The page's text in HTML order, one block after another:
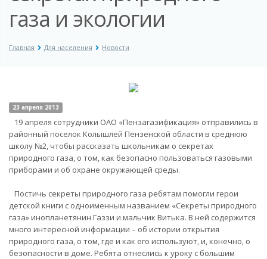
газа и экологии
Главная Для населения Новости
23 апреля 2013
19 апреля сотрудники ОАО «Пензагазификация» отправились в
районный поселок Колышлей Пензенской области в среднюю
школу №2, чтобы рассказать школьникам о секретах
природного газа, о том, как безопасно пользоваться газовыми
приборами и об охране окружающей среды.
Постичь секреты природного газа ребятам помогли герои
детской книги с одноименным названием «Секреты природного
газа» инопланетянин Газзи и мальчик Витька. В ней содержится
много интересной информации – об истории открытия
природного газа, о том, где и как его используют, и, конечно, о
безопасности в доме. Ребята отнеслись к уроку с большим